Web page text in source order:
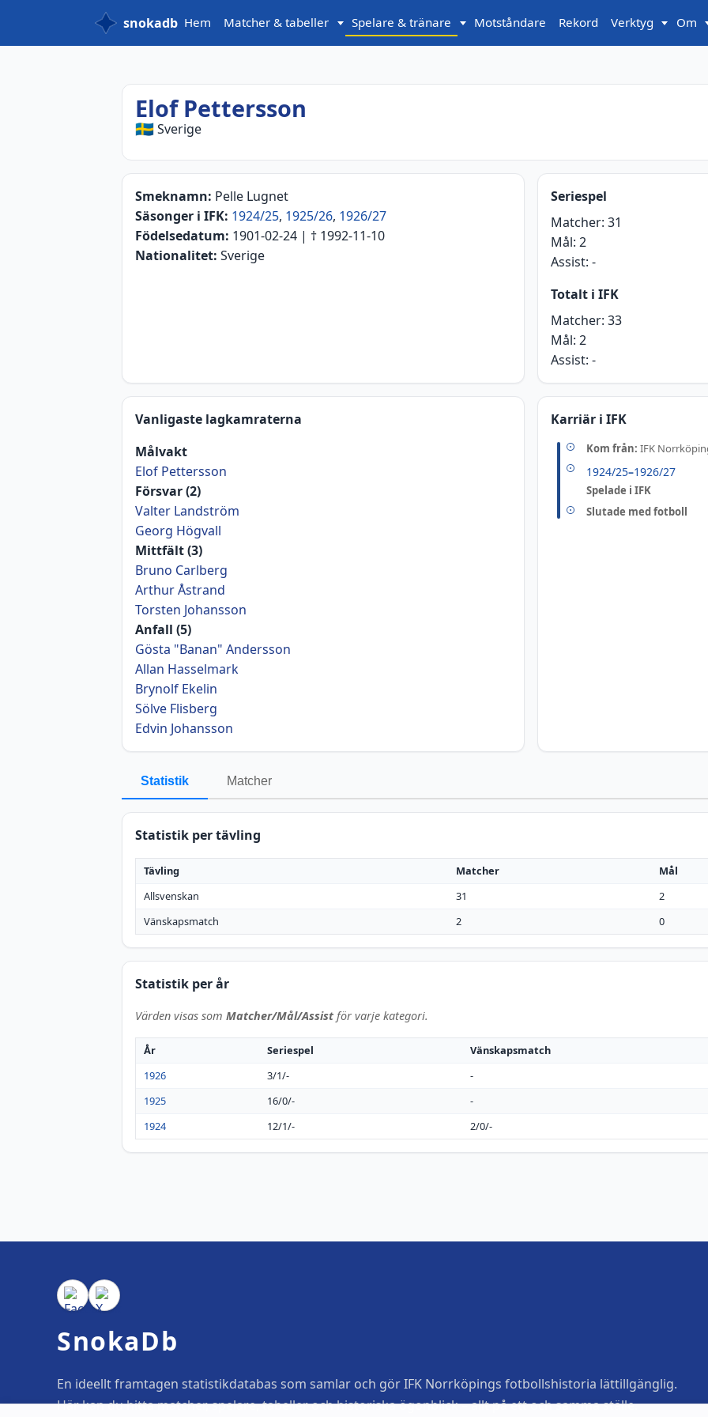
snokadb Hem Matcher & tabeller Spelare & tränare Motståndare Rekord Verktyg Om
Elof Pettersson
🇸🇪Sverige
Smeknamn: Pelle Lugnet
Säsonger i IFK: 1924/25, 1925/26, 1926/27
Födelsedatum: 1901-02-24 | † 1992-11-10
Nationalitet: Sverige
Seriespel
Matcher: 31
Mål: 2
Assist: -
Totalt i IFK
Matcher: 33
Mål: 2
Assist: -
Vanligaste lagkamraterna
Målvakt
Elof Pettersson
Försvar (2)
Valter Landström
Georg Högvall
Mittfält (3)
Bruno Carlberg
Arthur Åstrand
Torsten Johansson
Anfall (5)
Gösta "Banan" Andersson
Allan Hasselmark
Brynolf Ekelin
Sölve Flisberg
Edvin Johansson
Karriär i IFK
Kom från: IFK
1924/25–1926/27
Spelade i IFK
Slutade med fotboll
Statistik Matcher
Statistik per tävling
Tävling Matcher
Mål
Allsvenskan
31
2
Vänskapsmatch
2 0
Statistik per år
Värden visas som Matcher/Mål/Assist för varje kategori.
År Seriespel
Vänskapsmatch
1926
3/1/-
-
1925
16/0/-
-
1924
12/1/- 2/0/-
SnokaDb
En ideellt framtagen statistikdatabas som samlar och gör IFK Norrköpings fotbollshistoria lättillgänglig.
Här kan du hitta matcher, spelare, tabeller och historiska ögonblick – allt på ett och samma ställe.